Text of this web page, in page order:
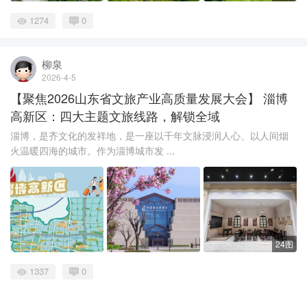
1274 0
柳泉
2026-4-5
【聚焦2026山东省文旅产业高质量发展大会】 淄博
高新区：四大主题文旅线路，解锁全域
淄博，是齐文化的发祥地，是一座以千年文脉浸润人心、以人间烟
火温暖四海的城市。作为淄博城市发 ...
24图
1337 0